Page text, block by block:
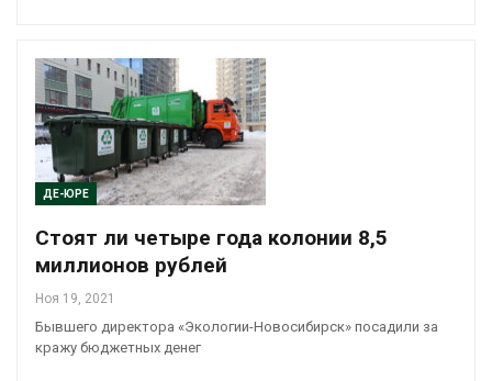
ДЕ-ЮРЕ
Стоят ли четыре года колонии 8,5
миллионов рублей
Ноя 19, 2021
Бывшего директора «Экологии-Новосибирск» посадили за
кражу бюджетных денег